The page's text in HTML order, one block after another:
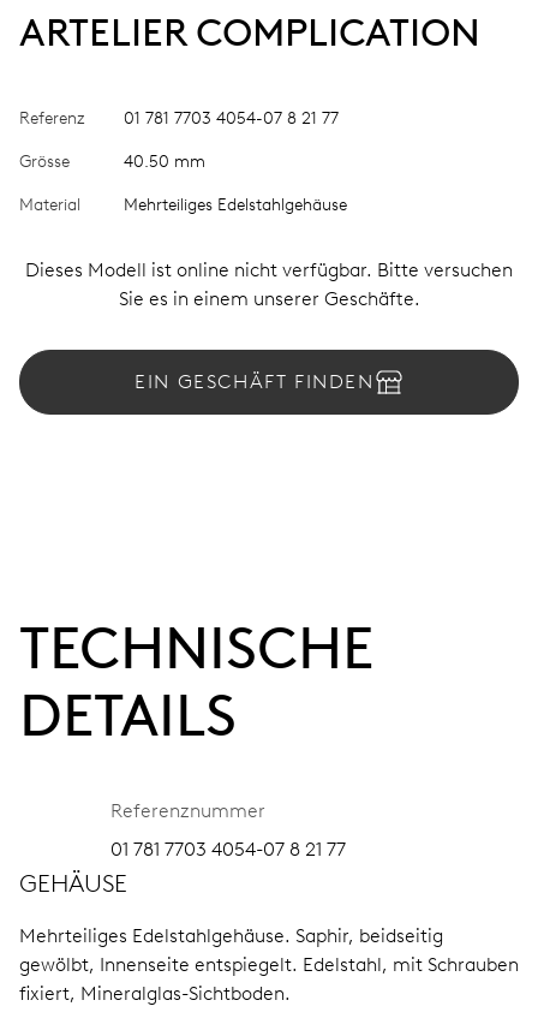
ARTELIER COMPLICATION
Referenz 01 781 7703 4054-07 8 21 77
Grösse 40.50 mm
Material Mehrteiliges Edelstahlgehäuse
Dieses Modell ist online nicht verfügbar. Bitte versuchen
Sie es in einem unserer Geschäfte.
EIN GESCHÄFT FINDEN
TECHNISCHE
DETAILS
Referenznummer
01 781 7703 4054-07 8 21 77
GEHÄUSE
Mehrteiliges Edelstahlgehäuse. Saphir, beidseitig
gewölbt, Innenseite entspiegelt. Edelstahl, mit Schrauben
fixiert, Mineralglas-Sichtboden.